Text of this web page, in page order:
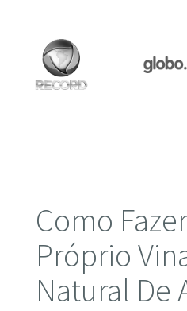
Como
Próprio
Natural De